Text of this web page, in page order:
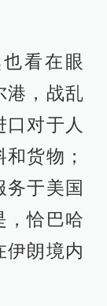
看在眼
港，战乱
对于人
货物；
务于美国
，恰巴哈
伊朗境内